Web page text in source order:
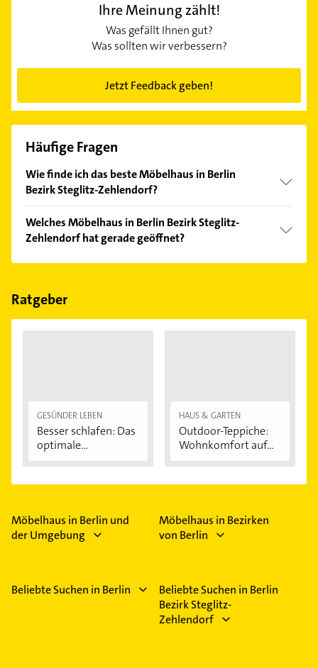
Ihre Meinung zählt!
Was gefällt Ihnen gut?
Was sollten wir verbessern?
Jetzt Feedback geben!
Häufige Fragen
Wie finde ich das beste Möbelhaus in Berlin
Bezirk Steglitz-Zehlendorf?
Kundenmeinungen und profitieren Sie von den
Empfehlungen. Die Suchergebnisse können Sie sich
einfach nachBewertungensortiert anzeigen lassen.
Welches Möbelhaus in Berlin Bezirk Steglitz-
Zehlendorf hat gerade geöffnet?
Im Anbieter-Bereich finden Sie alleÖffnungszeiten.
Feiertagen abweichen können.
Ratgeber
GESÜNDER LEBEN
Besser schlafen: Das
optimale
HAUS & GARTEN
Outdoor-Teppiche:
Wohnkomfort auf...
Möbelhaus in Berlin und
der Umgebung
Möbelhaus in Bezirken
von Berlin
Beliebte Suchen in Berlin
Beliebte Suchen in Berlin
Bezirk Steglitz-
Zehlendorf